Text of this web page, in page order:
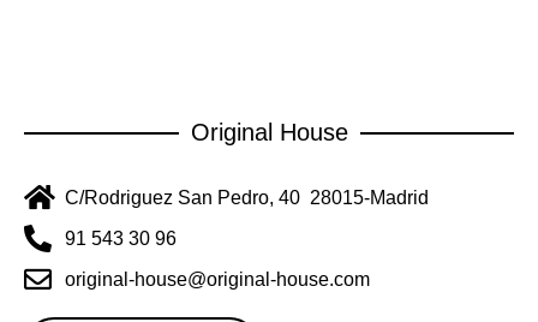
Original House
C/Rodriguez San Pedro, 40 28015-Madrid
91 543 30 96
original-house@original-house.com